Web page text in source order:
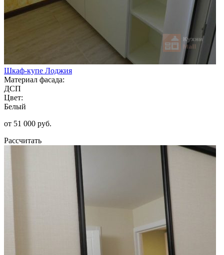
Шкаф-купе Лоджия
Материал фасада:
ДСП
Цвет:
Белый
от 51 000 руб.
Рассчитать